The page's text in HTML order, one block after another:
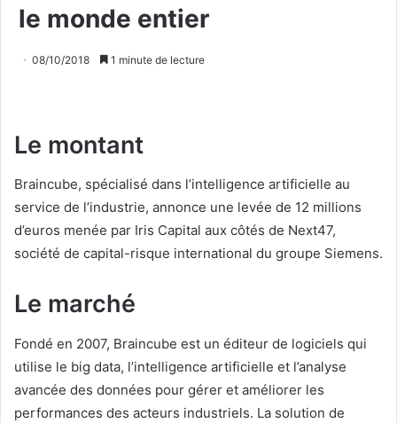
le monde entier
08/10/2018 1 minute de lecture
Le montant
Braincube, spécialisé dans l’intelligence artificielle au
service de l’industrie, annonce une levée de 12 millions
d’euros menée par Iris Capital aux côtés de Next47,
société de capital-risque international du groupe Siemens.
Le marché
Fondé en 2007, Braincube est un éditeur de logiciels qui
utilise le big data, l’intelligence artificielle et l’analyse
avancée des données pour gérer et améliorer les
performances des acteurs industriels. La solution de